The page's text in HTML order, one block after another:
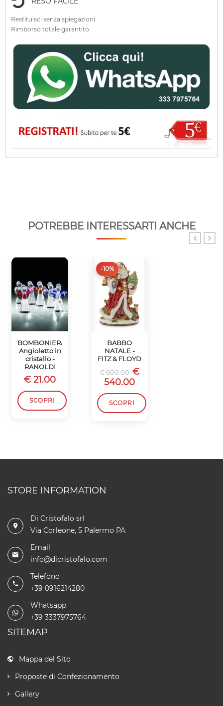
Restituisci senza spiegazioni.
Rimborso totale garantito.
POTREBBE INTERESSARTI ANCHE
BOMBONIERA
Angioletto in
cristallo -
RANOLDI
€ 21.00
SCOPRI
-10%
BABBO
NATALE -
FITZ & FLOYD
€ 600.00 €
540.00
SCOPRI
STORE INFORMATION
Di Cristofalo srl
Via Corleone, 5 Palermo PA
Email
info@dicristofalo.com
Telefono
+39 0916214280
Whatsapp
+39 3337975764
SITEMAP
Mappa del Sito
Proposte di Confezionamento
Gallery